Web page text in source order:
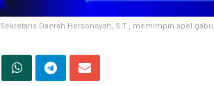
Sekretaris Daerah Hersonsyah, S.T., memimpin apel